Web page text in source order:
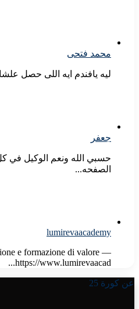
محمد فتحى
ليه يافندم ايه اللى حصل
جعفر
حسبي الله ونعم الوكيل في
الصفحه...
lumirevaacademy
e formazione di valore —
https://www.lumirevaacad...
عن كورة 25